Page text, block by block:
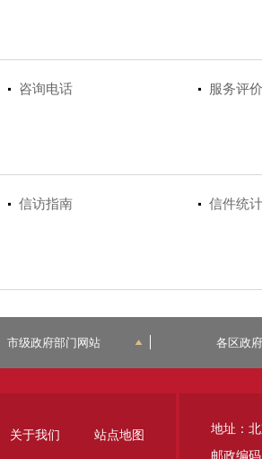
咨询电话 服务评价
信访指南 信件统计
市级政府部门网站 各区政
地址：
邮政编
关于我们 站点地图